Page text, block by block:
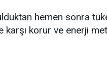
hemen sonra
korur ve enerji